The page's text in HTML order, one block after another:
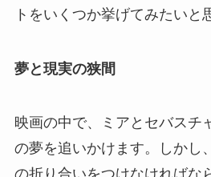
トをいくつか挙げてみたいと
夢と現実の狭間
映画の中で、ミアとセバスチ
の夢を追いかけます。しかし